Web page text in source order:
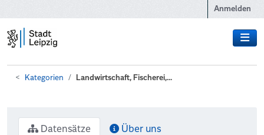
Anmelden
Kategorien Landwirtschaft, Fischerei,...
Datensätze Über uns